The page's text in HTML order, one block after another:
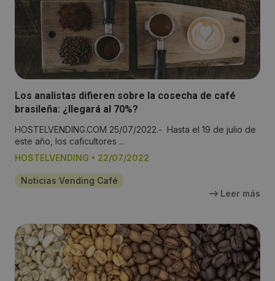
Los analistas difieren sobre la cosecha de café
brasileña: ¿llegará al 70%?
HOSTELVENDING.COM 25/07/2022.- Hasta el 19 de julio de
este año, los caficultores ...
HOSTELVENDING • 22/07/2022
Noticias Vending Café
Leer más